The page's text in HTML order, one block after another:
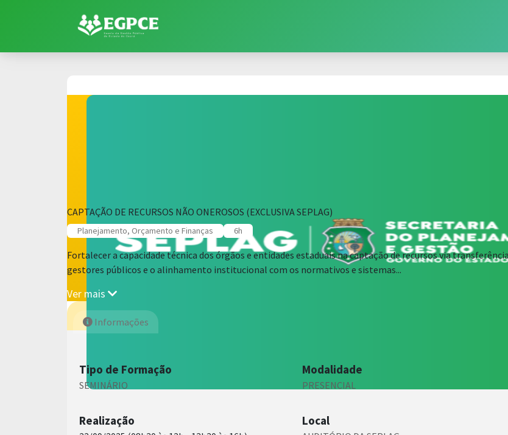
CAPTAÇÃO DE RECURSOS NÃO ONEROSOS (EXCLUSIVA SEPLAG)
Planejamento, Orçamento e Finanças 6h
Fortalecer a capacidade técnica dos órgãos e entidades estaduais na captação de recursos via
gestores públicos e o alinhamento institucional com os normativos e sistemas...
Ver mais
Informações
Tipo de Formação
SEMINÁRIO
Modalidade
PRESENCIAL
Realização Local